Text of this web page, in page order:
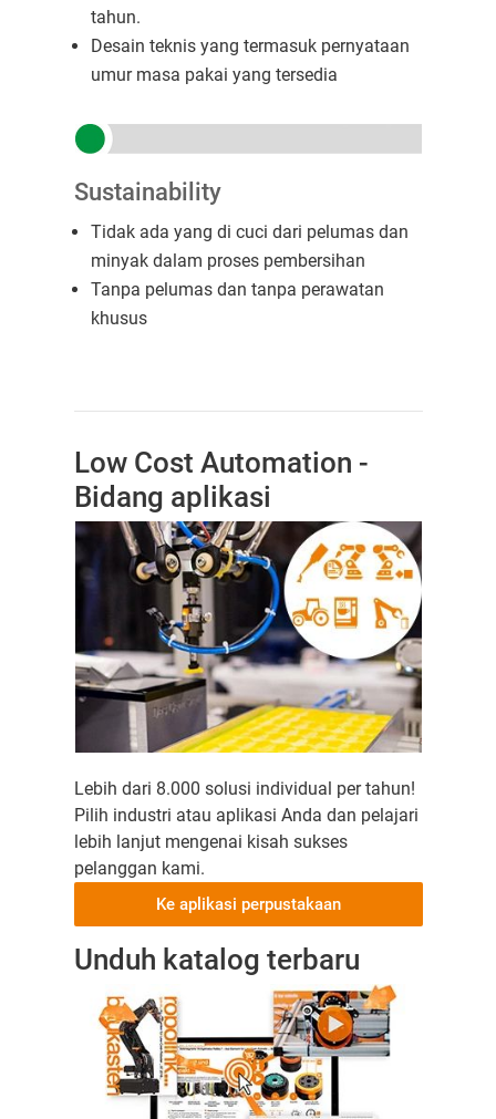
tahun.
Desain teknis yang termasuk pernyataan
umur masa pakai yang tersedia
Sustainability
Tidak ada yang di cuci dari pelumas dan
minyak dalam proses pembersihan
Tanpa pelumas dan tanpa perawatan
khusus
Low Cost Automation -
Bidang aplikasi
Lebih dari 8.000 solusi individual per tahun!
Pilih industri atau aplikasi Anda dan pelajari
lebih lanjut mengenai kisah sukses
pelanggan kami.
Ke aplikasi perpustakaan
Unduh katalog terbaru